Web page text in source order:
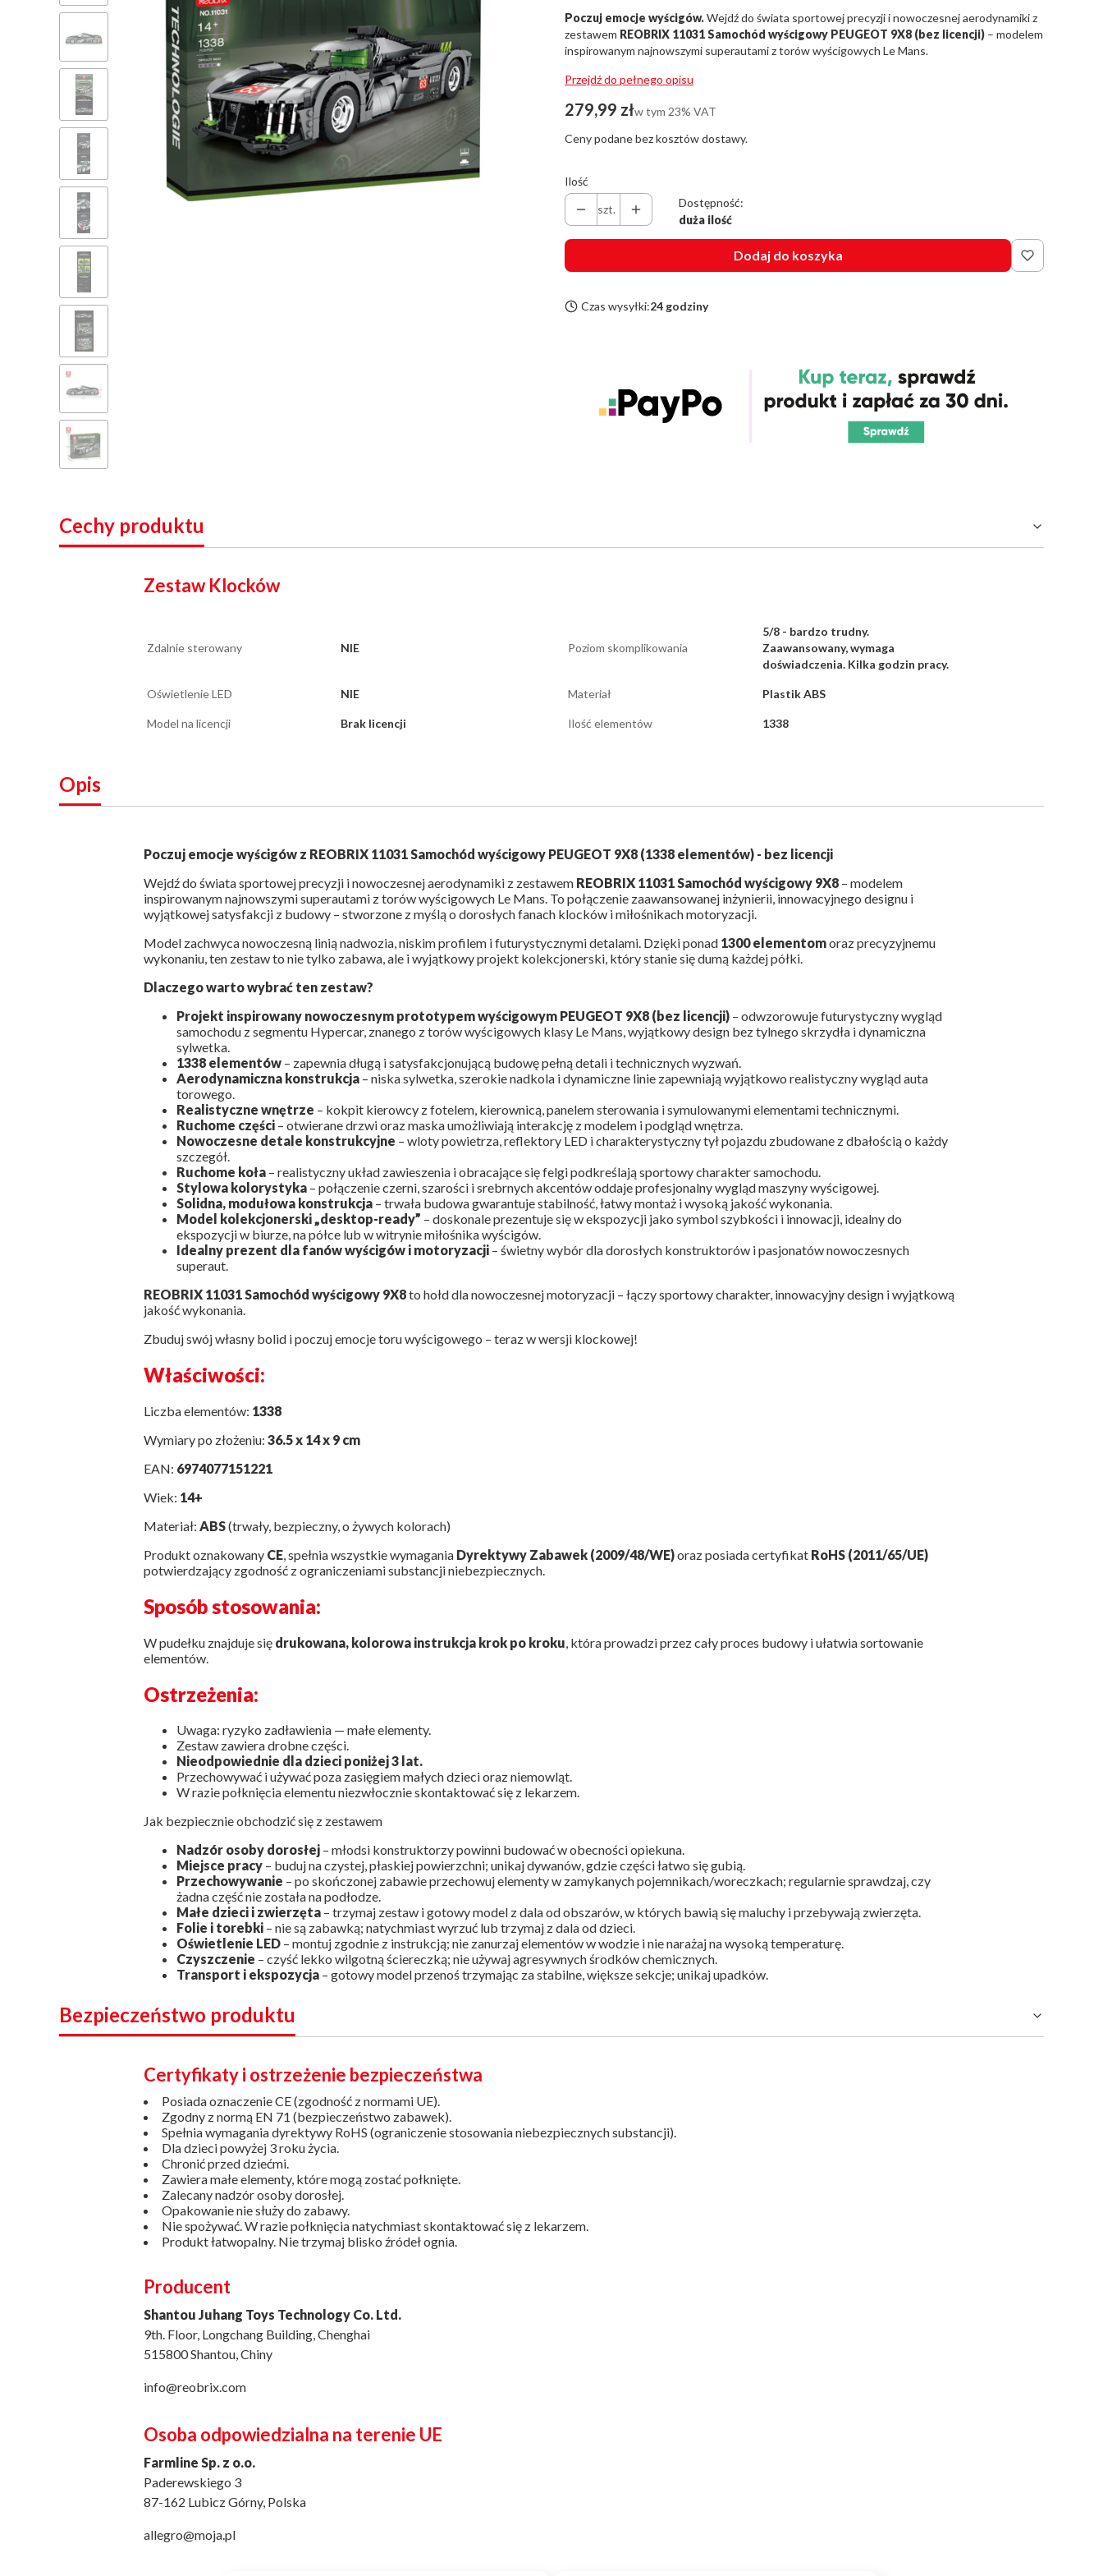
Poczuj emocje wyścigów.Wejdź do świata sportowej precyzji i nowoczesnej aerodynamiki z
zestawem REOBRIX 11031 Samochód wyścigowy PEUGEOT 9X8 (bez licencji) – modelem
inspirowanym najnowszymi superautami z torów wyścigowych Le Mans.
Przejdź do pełnego opisu
Cena
279,99 złw tym 23% VAT
w tym 23% VAT
Ceny podane bez kosztów dostawy.
Ilość
szt.
Dostępność:
duża ilość
Dodaj do koszyka
Czas wysyłki:24 godziny
Cechy produktu
Zestaw Klocków
Zdalnie sterowany NIE Poziom skomplikowania
5/8 - bardzo trudny.
Zaawansowany, wymaga
doświadczenia. Kilka godzin pracy.
Oświetlenie LED NIE Materiał Plastik ABS
Model na licencji Brak licencji Ilość elementów 1338
Opis
Poczuj emocje wyścigów z REOBRIX 11031 Samochód wyścigowy PEUGEOT 9X8 (1338 elementów) - bez licencji
Wejdź do świata sportowej precyzji i nowoczesnej aerodynamiki z zestawem REOBRIX 11031 Samochód wyścigowy 9X8– modelem
inspirowanym najnowszymi superautami z torów wyścigowych Le Mans. To połączenie zaawansowanej inżynierii, innowacyjnego designu i
wyjątkowej satysfakcji z budowy – stworzone z myślą o dorosłych fanach klocków i miłośnikach motoryzacji.
Model zachwyca nowoczesną linią nadwozia, niskim profilem i futurystycznymi detalami. Dzięki ponad 1300 elementomoraz precyzyjnemu
wykonaniu, ten zestaw to nie tylko zabawa, ale i wyjątkowy projekt kolekcjonerski, który stanie się dumą każdej półki.
Dlaczego warto wybrać ten zestaw?
Projekt inspirowany nowoczesnym prototypem wyścigowym PEUGEOT 9X8 (bez licencji)– odwzorowuje futurystyczny wygląd
samochodu z segmentu Hypercar, znanego z torów wyścigowych klasy Le Mans, wyjątkowy design bez tylnego skrzydła i dynamiczna
sylwetka.
1338 elementów– zapewnia długą i satysfakcjonującą budowę pełną detali i technicznych wyzwań.
Aerodynamiczna konstrukcja– niska sylwetka, szerokie nadkola i dynamiczne linie zapewniają wyjątkowo realistyczny wygląd auta
torowego.
Realistyczne wnętrze – kokpit kierowcy z fotelem, kierownicą, panelem sterowania i symulowanymi elementami technicznymi.
Ruchome części– otwierane drzwi oraz maska umożliwiają interakcję z modelem i podgląd wnętrza.
Nowoczesne detale konstrukcyjne – wloty powietrza, reflektory LED i charakterystyczny tył pojazdu zbudowane z dbałością o każdy
szczegół.
Ruchome koła– realistyczny układ zawieszenia i obracające się felgi podkreślają sportowy charakter samochodu.
Stylowa kolorystyka– połączenie czerni, szarości i srebrnych akcentów oddaje profesjonalny wygląd maszyny wyścigowej.
Solidna, modułowa konstrukcja– trwała budowa gwarantuje stabilność, łatwy montaż i wysoką jakość wykonania.
Model kolekcjonerski „desktop-ready” – doskonale prezentuje się w ekspozycji jako symbol szybkości i innowacji, idealny do
ekspozycji w biurze, na półce lub w witrynie miłośnika wyścigów.
Idealny prezent dla fanów wyścigów i motoryzacji– świetny wybór dla dorosłych konstruktorów i pasjonatów nowoczesnych
superaut.
REOBRIX 11031 Samochód wyścigowy 9X8to hołd dla nowoczesnej motoryzacji – łączy sportowy charakter, innowacyjny design i wyjątkową
jakość wykonania.
Zbuduj swój własny bolid i poczuj emocje toru wyścigowego – teraz w wersji klockowej!
Właściwości:
Liczba elementów: 1338
Wymiary po złożeniu: 36.5 x 14 x 9 cm
EAN: 6974077151221
Wiek: 14+
Materiał: ABS(trwały, bezpieczny, o żywych kolorach)
Produkt oznakowany CE, spełnia wszystkie wymagania Dyrektywy Zabawek (2009/48/WE)oraz posiada certyfikat RoHS (2011/65/UE)
potwierdzający zgodność z ograniczeniami substancji niebezpiecznych.
Sposób stosowania:
W pudełku znajduje się drukowana, kolorowa instrukcja krok po kroku , która prowadzi przez cały proces budowy i ułatwia sortowanie
elementów.
Ostrzeżenia:
Uwaga: ryzyko zadławienia — małe elementy.
Zestaw zawiera drobne części.
Nieodpowiednie dla dzieci poniżej 3 lat.
Przechowywać i używać poza zasięgiem małych dzieci oraz niemowląt.
W razie połknięcia elementu niezwłocznie skontaktować się z lekarzem.
Jak bezpiecznie obchodzić się z zestawem
Nadzór osoby dorosłej– młodsi konstruktorzy powinni budować w obecności opiekuna.
Miejsce pracy– buduj na czystej, płaskiej powierzchni; unikaj dywanów, gdzie części łatwo się gubią.
Przechowywanie – po skończonej zabawie przechowuj elementy w zamykanych pojemnikach/woreczkach; regularnie sprawdzaj, czy
żadna część nie została na podłodze.
Małe dzieci i zwierzęta– trzymaj zestaw i gotowy model z dala od obszarów, w których bawią się maluchy i przebywają zwierzęta.
Folie i torebki– nie są zabawką; natychmiast wyrzuć lub trzymaj z dala od dzieci.
Oświetlenie LED– montuj zgodnie z instrukcją; nie zanurzaj elementów w wodzie i nie narażaj na wysoką temperaturę.
Czyszczenie – czyść lekko wilgotną ściereczką; nie używaj agresywnych środków chemicznych.
Transport i ekspozycja– gotowy model przenoś trzymając za stabilne, większe sekcje; unikaj upadków.
Bezpieczeństwo produktu
Certyfikaty i ostrzeżenie bezpieczeństwa
Posiada oznaczenie CE (zgodność z normami UE).
Zgodny z normą EN 71 (bezpieczeństwo zabawek).
Spełnia wymagania dyrektywy RoHS (ograniczenie stosowania niebezpiecznych substancji).
Dla dzieci powyżej 3 roku życia.
Chronić przed dziećmi.
Zawiera małe elementy, które mogą zostać połknięte.
Zalecany nadzór osoby dorosłej.
Opakowanie nie służy do zabawy.
Nie spożywać. W razie połknięcia natychmiast skontaktować się z lekarzem.
Produkt łatwopalny. Nie trzymaj blisko źródeł ognia.
Producent
Shantou Juhang Toys Technology Co. Ltd.
9th. Floor, Longchang Building, Chenghai
515800 Shantou, Chiny
info@reobrix.com
Osoba odpowiedzialna na terenie UE
Farmline Sp. z o.o.
Paderewskiego 3
87-162 Lubicz Górny, Polska
allegro@moja.pl